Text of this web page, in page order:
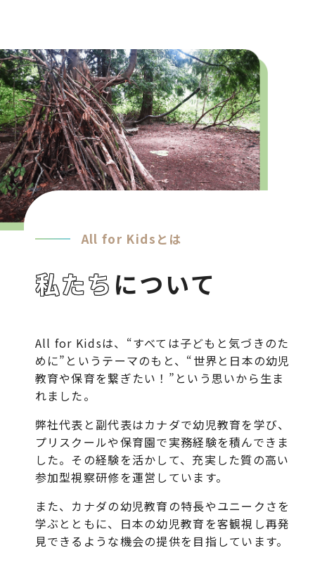
All for Kidsとは
私たち について
All for Kidsは、“すべては子どもと気づきのた
めに”というテーマのもと、“世界と日本の幼児
教育や保育を繋ぎたい！”という思いから生ま
れました。
弊社代表と副代表はカナダで幼児教育を学び、
プリスクールや保育園で実務経験を積んできま
した。その経験を活かして、充実した質の高い
参加型視察研修を運営しています。
また、カナダの幼児教育の特長やユニークさを
学ぶとともに、日本の幼児教育を客観視し再発
見できるような機会の提供を目指しています。